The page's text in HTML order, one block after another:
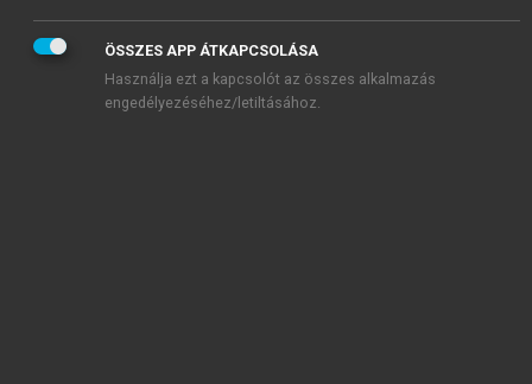
ÖSSZES APP ÁTKAPCSOLÁSA
Használja ezt a kapcsolót az összes alkalmazás
engedélyezéséhez/letiltásához.